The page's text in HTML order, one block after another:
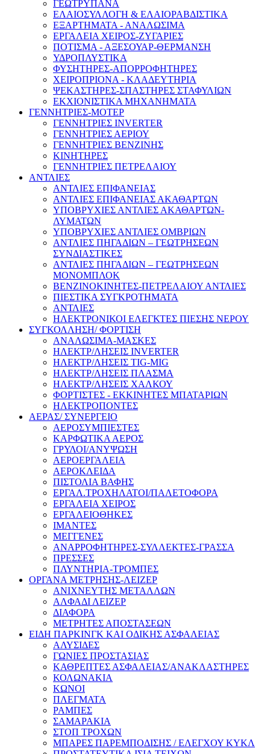
ΓΕΩΤΡΥΠΑΝΑ
ΕΛΑΙΟΣΥΛΛΟΓΗ & ΕΛΑΙΟΡΑΒΔΙΣΤΙΚΑ
ΕΞΑΡΤΗΜΑΤΑ - ΑΝΑΛΩΣΙΜΑ
ΕΡΓΑΛΕΙΑ ΧΕΙΡΟΣ-ΖΥΓΑΡΙΕΣ
ΠΟΤΙΣΜΑ - ΑΞΕΣΟΥΑΡ-ΘΕΡΜΑΝΣΗ
ΥΔΡΟΠΛΥΣΤΙΚΑ
ΦΥΣΗΤΗΡΕΣ-ΑΠΟΡΡΟΦΗΤΗΡΕΣ
ΧΕΙΡΟΠΡΙΟΝΑ - ΚΛΑΔΕΥΤΗΡΙΑ
ΨΕΚΑΣΤΗΡΕΣ-ΣΠΑΣΤΗΡΕΣ ΣΤΑΦΥΛΙΩΝ
ΕΚΧΙΟΝΙΣΤΙΚΑ ΜΗΧΑΝΗΜΑΤΑ
ΓΕΝΝΗΤΡΙΕΣ-ΜΟΤΕΡ
ΓΕΝΝΗΤΡΙΕΣ INVERTER
ΓΕΝΝΗΤΡΙΕΣ ΑΕΡΙΟΥ
ΓΕΝΝΗΤΡΙΕΣ ΒΕΝΖΙΝΗΣ
ΚΙΝΗΤΗΡΕΣ
ΓΕΝΝΗΤΡΙΕΣ ΠΕΤΡΕΛΑΙΟΥ
ΑΝΤΛΙΕΣ
ΑΝΤΛΙΕΣ ΕΠΙΦΑΝΕΙΑΣ
ΑΝΤΛΙΕΣ ΕΠΙΦΑΝΕΙΑΣ ΑΚΑΘΑΡΤΩΝ
ΥΠΟΒΡΥΧΙΕΣ ΑΝΤΛΙΕΣ ΑΚΑΘΑΡΤΩΝ-
ΛΥΜΑΤΩΝ
ΥΠΟΒΡΥΧΙΕΣ ΑΝΤΛΙΕΣ ΟΜΒΡΙΩΝ
ΑΝΤΛΙΕΣ ΠΗΓΑΔΙΩΝ – ΓΕΩΤΡΗΣΕΩΝ
ΣΥΝΔΙΑΣΤΙΚΕΣ
ΑΝΤΛΙΕΣ ΠΗΓΑΔΙΩΝ – ΓΕΩΤΡΗΣΕΩΝ
ΜΟΝΟΜΠΛΟΚ
ΒΕΝΖΙΝΟΚΙΝΗΤΕΣ-ΠΕΤΡΕΛΑΙΟΥ ΑΝΤΛΙΕΣ
ΠΙΕΣΤΙΚΑ ΣΥΓΚΡΟΤΗΜΑΤΑ
ΑΝΤΛΙΕΣ
ΗΛΕΚΤΡΟΝΙΚΟΙ ΕΛΕΓΚΤΕΣ ΠΙΕΣΗΣ ΝΕΡΟΥ
ΣΥΓΚΟΛΛΗΣΗ/ ΦΟΡΤΙΣΗ
ΑΝΑΛΩΣΙΜΑ-ΜΑΣΚΕΣ
ΗΛΕΚΤΡ/ΛΗΣΕΙΣ INVERTER
ΗΛΕΚΤΡ/ΛΗΣΕΙΣ TIG-MIG
ΗΛΕΚΤΡ/ΛΗΣΕΙΣ ΠΛΑΣΜΑ
ΗΛΕΚΤΡ/ΛΗΣΕΙΣ ΧΑΛΚΟΥ
ΦΟΡΤΙΣΤΕΣ - ΕΚΚΙΝΗΤΕΣ ΜΠΑΤΑΡΙΩΝ
ΗΛΕΚΤΡΟΠΟΝΤΕΣ
ΑΕΡΑΣ/ ΣΥΝΕΡΓΕΙΟ
ΑΕΡΟΣΥΜΠΙΕΣΤΕΣ
ΚΑΡΦΩΤΙΚΑ ΑΕΡΟΣ
ΓΡΥΛΟΙ/ΑΝΥΨΩΣΗ
ΑΕΡΟΕΡΓΑΛΕΙΑ
ΑΕΡΟΚΛΕΙΔΑ
ΠΙΣΤΟΛΙΑ ΒΑΦΗΣ
ΕΡΓΑΛ.ΤΡΟΧΗΛΑΤΟΙ/ΠΑΛΕΤΟΦΟΡΑ
ΕΡΓΑΛΕΙΑ ΧΕΙΡΟΣ
ΕΡΓΑΛΕΙΟΘΗΚΕΣ
ΙΜΑΝΤΕΣ
ΜΕΓΓΕΝΕΣ
ΑΝΑΡΡΟΦΗΤΗΡΕΣ-ΣΥΛΛΕΚΤΕΣ-ΓΡΑΣΣΑ
ΠΡΕΣΣΕΣ
ΠΛΥΝΤΗΡΙΑ-ΤΡΟΜΠΕΣ
ΟΡΓΑΝΑ ΜΕΤΡΗΣΗΣ-ΛΕΙΖΕΡ
ΑΝΙΧΝΕΥΤΗΣ ΜΕΤΑΛΛΩΝ
ΑΛΦΑΔΙ ΛΕΙΖΕΡ
ΔΙΑΦΟΡΑ
ΜΕΤΡΗΤΕΣ ΑΠΟΣΤΑΣΕΩΝ
ΕΙΔΗ ΠΑΡΚΙΝΓΚ ΚΑΙ ΟΔΙΚΗΣ ΑΣΦΑΛΕΙΑΣ
ΑΛΥΣΙΔΕΣ
ΓΩΝΙΕΣ ΠΡΟΣΤΑΣΙΑΣ
ΚΑΘΡΕΠΤΕΣ ΑΣΦΑΛΕΙΑΣ/ΑΝΑΚΛΑΣΤΗΡΕΣ
ΚΟΛΩΝΑΚΙΑ
ΚΩΝΟΙ
ΠΛΕΓΜΑΤΑ
ΡΑΜΠΕΣ
ΣΑΜΑΡΑΚΙΑ
ΣΤΟΠ ΤΡΟΧΩΝ
ΜΠΑΡΕΣ ΠΑΡΕΜΠΟΔΙΣΗΣ / ΕΛΕΓΧΟΥ ΚΥΚΛ